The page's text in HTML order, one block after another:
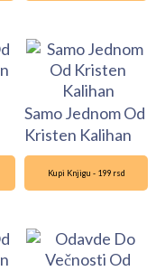
Samo Jednom Od
Kristen Kalihan
Kupi Knjigu - 199 rsd